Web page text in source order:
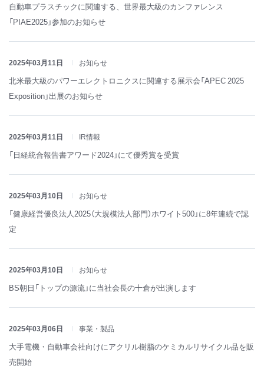
自動車プラスチックに関連する、世界最大級のカンファレンス
「PIAE2025」参加のお知らせ
2025年03月11日 お知らせ
北米最大級のパワーエレクトロニクスに関連する展示会「APEC 2025
Exposition」出展のお知らせ
2025年03月11日 IR情報
「日経統合報告書アワード2024」にて優秀賞を受賞
2025年03月10日 お知らせ
「健康経営優良法人2025（大規模法人部門）ホワイト500」に8年連続で認
定
2025年03月10日 お知らせ
BS朝日「トップの源流」に当社会長の十倉が出演します
2025年03月06日 事業・製品
大手電機・自動車会社向けにアクリル樹脂のケミカルリサイクル品を販
売開始